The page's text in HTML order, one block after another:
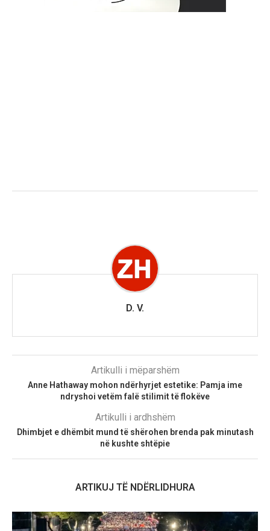
D. V.
Artikulli i mëparshëm
Anne Hathaway mohon ndërhyrjet estetike: Pamja ime
ndryshoi vetëm falë stilimit të flokëve
Artikulli i ardhshëm
Dhimbjet e dhëmbit mund të shërohen brenda pak minutash
në kushte shtëpie
ARTIKUJ TË NDËRLIDHURA